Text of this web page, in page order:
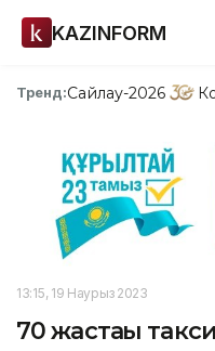
KAZINFORM
Тренд:Сайлау-2026
13:15, 19 Наурыз 2023
70 жастағы